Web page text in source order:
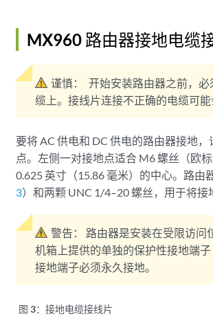
MX960 路由器接地电缆
谨慎：
开始安装路由器之前，
缆上。接线片连接不正确的电缆可能
要将 AC 供电和 DC 供电的路由器接地
点。左侧一对接地点适合 M6 螺丝（欧
0.625 英寸（15.86 毫米）的中心。路
3）和两颗 UNC 1/4–20 螺丝，用于将接
警告：
路由器是安装在受限访问
机箱上提供的单独的保护性接地端
接地端子必须永久接地。
图 3： 接地电缆接线片